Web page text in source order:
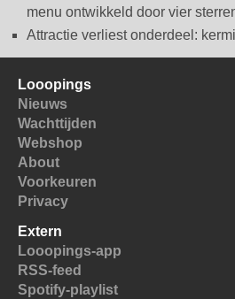
menu ontwikkeld door vier
Attractie verliest onderdeel:
Looopings
Nieuws
Wachttijden
Webshop
About
Voorkeuren
Privacy
Extern
Looopings-app
RSS-feed
Spotify-playlist